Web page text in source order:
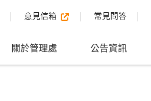
意見信箱 常見問答
關於管理處 公告資訊